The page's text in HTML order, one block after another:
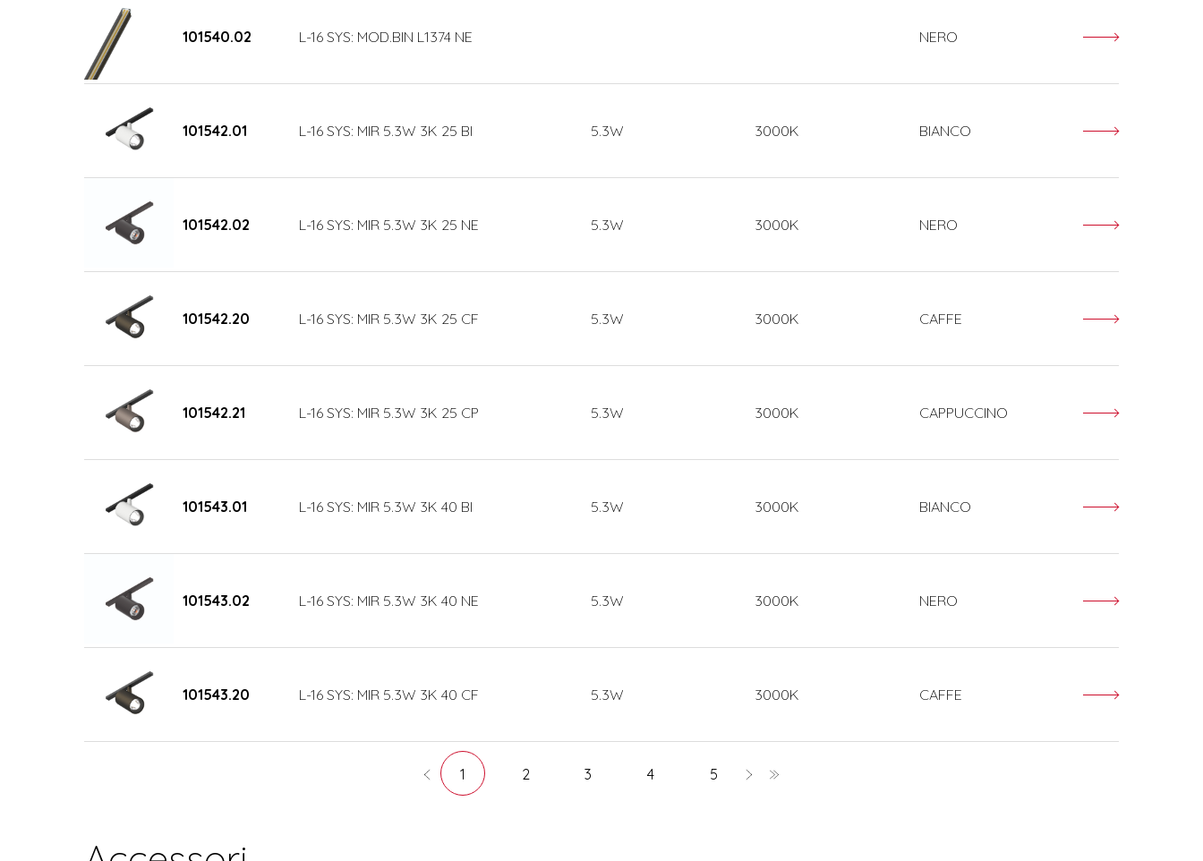
101540.02 L-16 SYS: MOD.BIN L1374 NE NERO
101542.01 L-16 SYS: MIR 5.3W 3K 25 BI 5.3W 3000K BIANCO
101542.02 L-16 SYS: MIR 5.3W 3K 25 NE 5.3W 3000K NERO
101542.20 L-16 SYS: MIR 5.3W 3K 25 CF 5.3W 3000K CAFFE
101542.21 L-16 SYS: MIR 5.3W 3K 25 CP 5.3W 3000K CAPPUCCINO
101543.01 L-16 SYS: MIR 5.3W 3K 40 BI 5.3W 3000K BIANCO
101543.02 L-16 SYS: MIR 5.3W 3K 40 NE 5.3W 3000K NERO
101543.20 L-16 SYS: MIR 5.3W 3K 40 CF 5.3W 3000K CAFFE
1 2 3 4 5